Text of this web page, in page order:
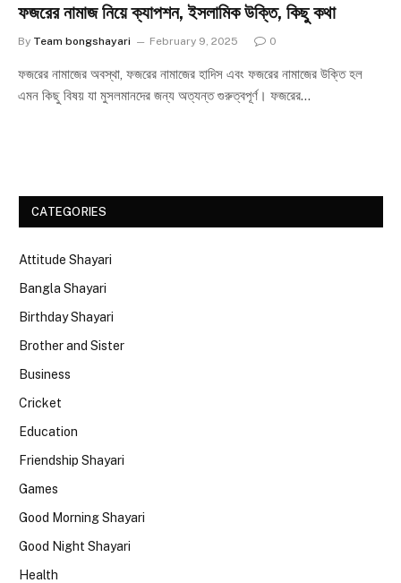
ফজরের নামাজ নিয়ে ক্যাপশন, ইসলামিক উক্তি, কিছু কথা
By Team bongshayari February 9, 2025 0
ফজরের নামাজের অবস্থা, ফজরের নামাজের হাদিস এবং ফজরের নামাজের উক্তি হল
এমন কিছু বিষয় যা মুসলমানদের জন্য অত্যন্ত গুরুত্বপূর্ণ। ফজরের…
CATEGORIES
Attitude Shayari
Bangla Shayari
Birthday Shayari
Brother and Sister
Business
Cricket
Education
Friendship Shayari
Games
Good Morning Shayari
Good Night Shayari
Health